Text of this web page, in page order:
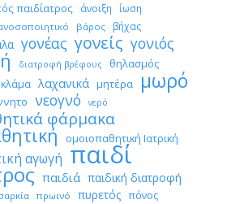
παιδίατρος άνοιξη ίωση
βάρος βήχας
γονέας γονείς γονιός
διατροφή βρέφους θηλασμός
κλάμα λαχανικά μητέρα μωρό
νεογνό νερό
φάρμακα
ομοιοπαθητική Ιατρική
αγωγή παιδί
παιδιά παιδική διατροφή
πρωινό πυρετός πόνος